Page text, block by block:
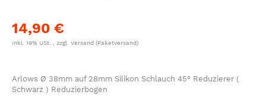
14,90 €
inkl. 19% USt. , zzgl. Versand (Paketversand)
Arlows Ø 38mm auf 28mm Silikon Schlauch 45° Reduzierer (
Schwarz ) Reduzierbogen